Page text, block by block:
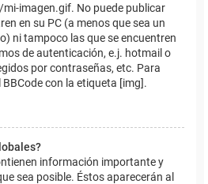
imagen.gif. No puede publicar
en su PC (a menos que sea un
ni tampoco las que se encuentren
de autenticación, e.j. hotmail o
por contraseñas, etc. Para
con la etiqueta [img].
información importante y
sea posible. Éstos aparecerán al